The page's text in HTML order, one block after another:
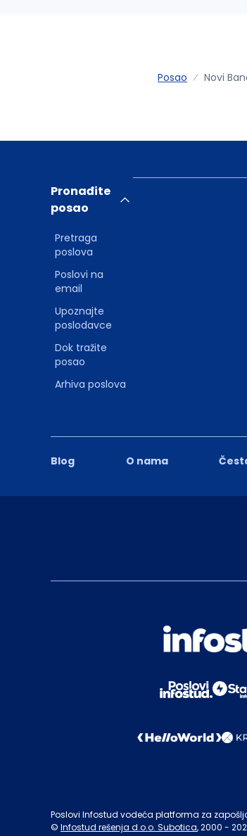
Posao Novi
Blog O nama
Pronađite
posao
Pretraga
poslova
Poslovi na
email
Upoznajte
poslodavce
Dok tražite
posao
Arhiva poslova
Poslovi Infostud vodeća platforma za
© Infostud rešenja d.o.o. Subotica, 2000 -